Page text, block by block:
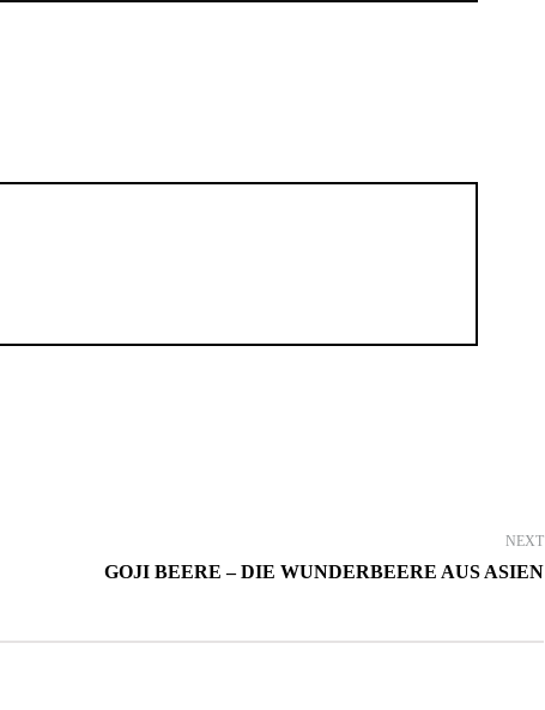
NEXT
GOJI BEERE – DIE WUNDERBEERE AUS ASIEN